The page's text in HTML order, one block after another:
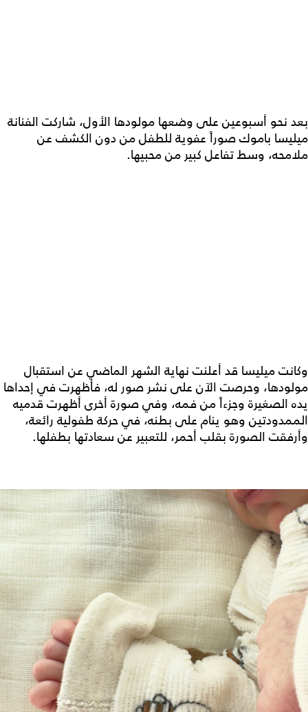
بعد نحو أسبوعين على وضعها مولودها الأول، شاركت الفنانة
ميليسا باموك صوراً عفوية للطفل من دون الكشف عن
ملامحه، وسط تفاعل كبير من محبيها.
وكانت ميليسا قد أعلنت نهاية الشهر الماضي عن استقبال
مولودها، وحرصت الآن على نشر صور له، فأظهرت في إحداها
يده الصغيرة وجزءاً من فمه، وفي صورة أخرى أظهرت قدميه
الممدودتين وهو ينام على بطنه، في حركة طفولية رائعة،
وأرفقت الصورة بقلب أحمر، للتعبير عن سعادتها بطفلها.